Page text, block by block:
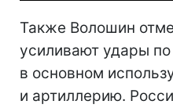
Также Волошин
усиливают удары
в основном
и артиллерию.